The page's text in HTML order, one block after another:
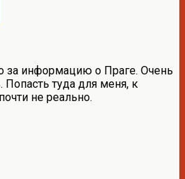
за информацию о Праге. Очень
Попасть туда для меня, к
не реально.